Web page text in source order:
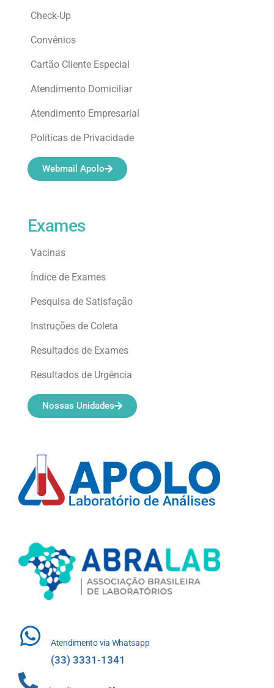
Atendimento via Whatsapp
(33) 3331-1341
Exames
Vacinas
Índice de Exames
Pesquisa de Satisfação
Instruções de Coleta
Resultados de Exames
Resultados de Urgência
Nossas Unidades
Check-Up
Convênios
Cartão Cliente Especial
Atendimento Domiciliar
Atendimento Empresarial
Políticas de Privacidade
Webmail Apolo